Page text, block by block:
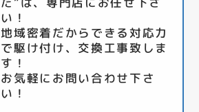
い！
地域密着だからできる対応力
で駆け付け、交換工事致しま
す！
お気軽にお問い合わせ下さ
い！